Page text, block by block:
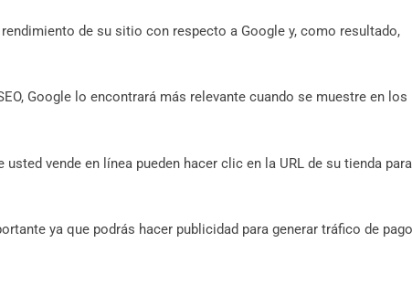
de su sitio con respecto a Google y, como resultado,
Google lo encontrará más relevante cuando se muestre en los
vende en línea pueden hacer clic en la URL de su tienda para
ya que podrás hacer publicidad para generar tráfico de